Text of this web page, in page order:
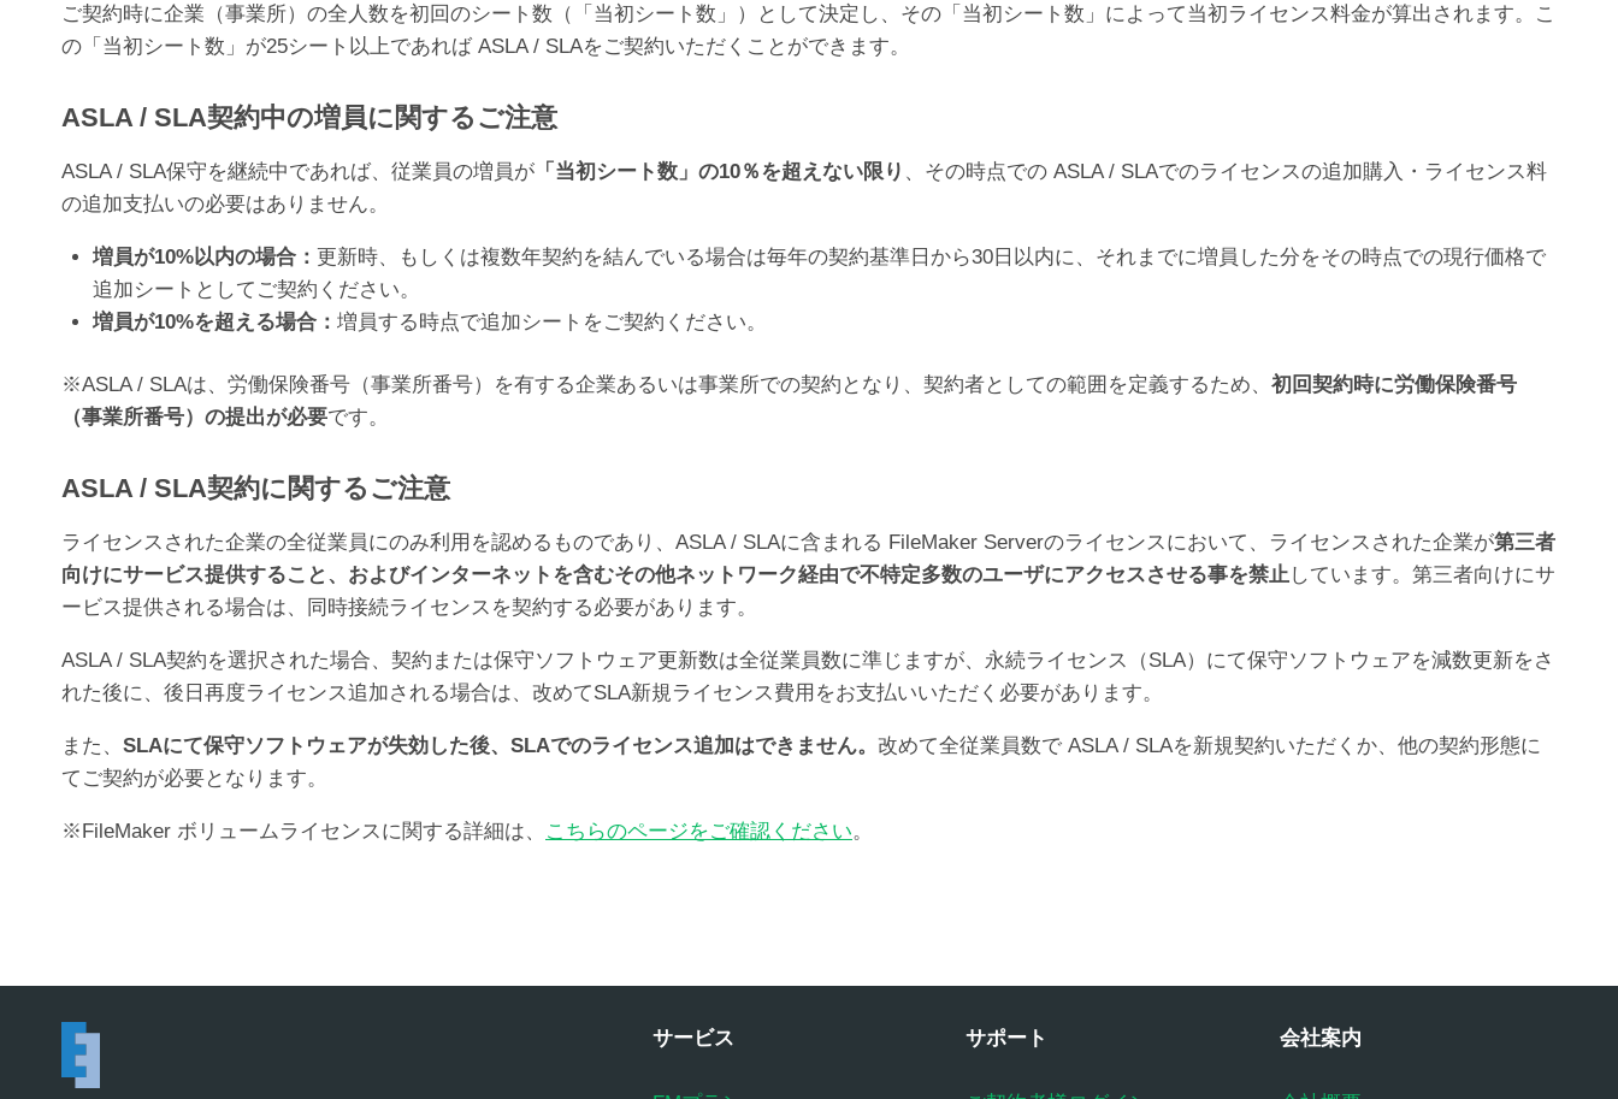
ご契約時に企業（事業所）の全人数を初回のシート数（「当初シート数」）として決定し、その「当初シート数」によって当初ライセンス料金が算出されます。こ
の「当初シート数」が25シート以上であれば ASLA / SLAをご契約いただくことができます。
ASLA / SLA契約中の増員に関するご注意
ASLA / SLA保守を継続中であれば、従業員の増員が 「当初シート数」の10％を超えない限り 、その時点での ASLA / SLAでのライセンスの追加購入・ライセンス料
の追加支払いの必要はありません。
増員が10%以内の場合： 更新時、もしくは複数年契約を結んでいる場合は毎年の契約基準日から30日以内に、それまでに増員した分をその時点での現行価格で
追加シートとしてご契約ください。
増員が10%を超える場合： 増員する時点で追加シートをご契約ください。
※ASLA / SLAは、労働保険番号（事業所番号）を有する企業あるいは事業所での契約となり、契約者としての範囲を定義するため、 初回契約時に労働保険番号
（事業所番号）の提出が必要です。
ASLA / SLA契約に関するご注意
ライセンスされた企業の全従業員にのみ利用を認めるものであり、ASLA / SLAに含まれる FileMaker Serverのライセンスにおいて、ライセンスされた企業が第三者
向けにサービス提供すること、およびインターネットを含むその他ネットワーク経由で不特定多数のユーザにアクセスさせる事を禁止しています。第三者向けにサ
ービス提供される場合は、同時接続ライセンスを契約する必要があります。
ASLA / SLA契約を選択された場合、契約または保守ソフトウェア更新数は全従業員数に準じますが、永続ライセンス（SLA）にて保守ソフトウェアを減数更新をさ
れた後に、後日再度ライセンス追加される場合は、改めてSLA新規ライセンス費用をお支払いいただく必要があります。
また、 SLAにて保守ソフトウェアが失効した後、SLAでのライセンス追加はできません。 改めて全従業員数で ASLA / SLAを新規契約いただくか、他の契約形態に
てご契約が必要となります。
※FileMaker ボリュームライセンスに関する詳細は、 こちらのページをご確認ください。
サービス サポート 会社案内